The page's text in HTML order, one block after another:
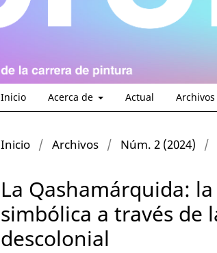
Inicio Acerca de Actual Archivos
Inicio / Archivos / Núm. 2 (2024) /
La Qashamárquida:
simbólica a través de
descolonial